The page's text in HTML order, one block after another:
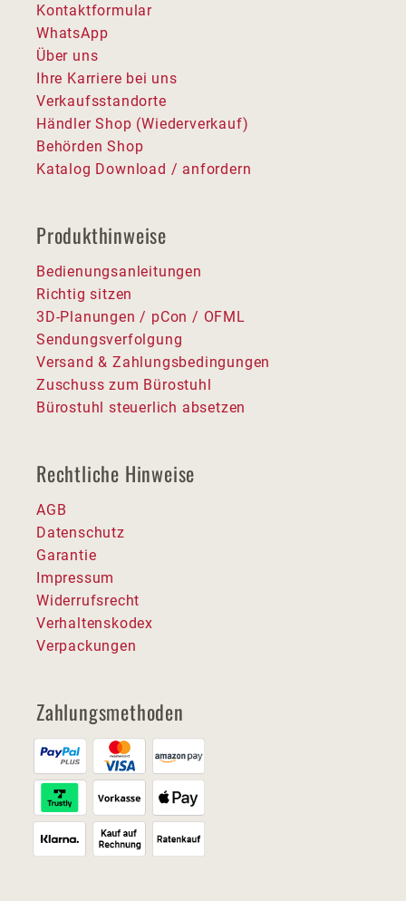
Kontaktformular
WhatsApp
Über uns
Ihre Karriere bei uns
Verkaufsstandorte
Händler Shop (Wiederverkauf)
Behörden Shop
Katalog Download / anfordern
Produkthinweise
Bedienungsanleitungen
Richtig sitzen
3D-Planungen / pCon / OFML
Sendungsverfolgung
Versand & Zahlungsbedingungen
Zuschuss zum Bürostuhl
Bürostuhl steuerlich absetzen
Rechtliche Hinweise
AGB
Datenschutz
Garantie
Impressum
Widerrufsrecht
Verhaltenskodex
Verpackungen
Zahlungsmethoden